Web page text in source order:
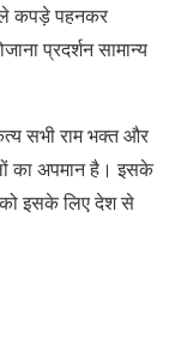
कपड़े पहनकर
प्रदर्शन सामान्य
सभी राम भक्त और
का अपमान है। इसके
को इसके लिए देश से